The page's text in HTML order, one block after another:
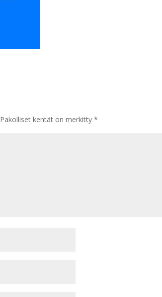
Pakolliset kentät on merkitty*